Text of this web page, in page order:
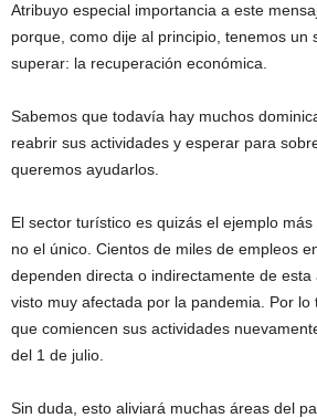
Atribuyo especial importancia a este
porque, como dije al principio, tenemos un
superar: la recuperación económica.
Sabemos que todavía hay muchos
reabrir sus actividades y esperar para
queremos ayudarlos.
El sector turístico es quizás el ejemplo
no el único. Cientos de miles de empleos
dependen directa o indirectamente de esta
visto muy afectada por la pandemia. Por
que comiencen sus actividades
del 1 de julio.
Sin duda, esto aliviará muchas áreas del